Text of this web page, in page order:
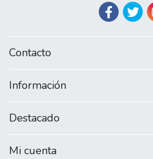
Contacto
Información
Destacado
Mi cuenta